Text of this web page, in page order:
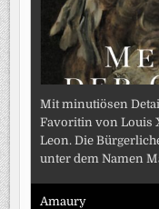
Mit minutiösen
Favoritin von Louis
Leon. Die
unter dem Namen
Amaury